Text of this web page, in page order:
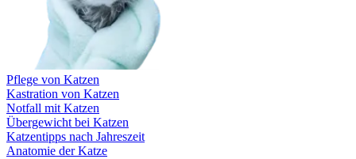
Pflege von Katzen
Kastration von Katzen
Notfall mit Katzen
Übergewicht bei Katzen
Katzentipps nach Jahreszeit
Anatomie der Katze